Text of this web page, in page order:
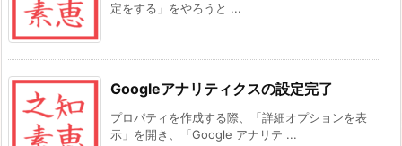
定をする」をやろうと ...
Googleアナリティクスの設定完了
プロパティを作成する際、「詳細オプションを表
示」を開き、「Google アナリテ ...